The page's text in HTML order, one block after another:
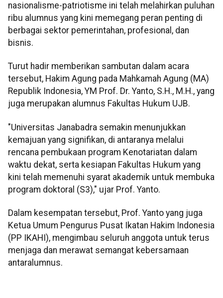
nasionalisme-patriotisme ini telah melahirkan puluhan
ribu alumnus yang kini memegang peran penting di
berbagai sektor pemerintahan, profesional, dan
bisnis.
Turut hadir memberikan sambutan dalam acara
tersebut, Hakim Agung pada Mahkamah Agung (MA)
Republik Indonesia, YM Prof. Dr. Yanto, S.H., M.H., yang
juga merupakan alumnus Fakultas Hukum UJB.
"Universitas Janabadra semakin menunjukkan
kemajuan yang signifikan, di antaranya melalui
rencana pembukaan program Kenotariatan dalam
waktu dekat, serta kesiapan Fakultas Hukum yang
kini telah memenuhi syarat akademik untuk membuka
program doktoral (S3)," ujar Prof. Yanto.
Dalam kesempatan tersebut, Prof. Yanto yang juga
Ketua Umum Pengurus Pusat Ikatan Hakim Indonesia
(PP IKAHI), mengimbau seluruh anggota untuk terus
menjaga dan merawat semangat kebersamaan
antaralumnus.